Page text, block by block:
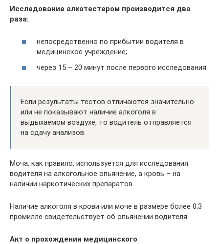
Исследование алкотестером производится два
раза:
непосредственно по прибытии водителя в
медицинское учреждение;
через 15 – 20 минут после первого исследования.
Если результаты тестов отличаются значительно
или не показывают наличие алкоголя в
выдыхаемом воздухе, то водитель отправляется
на сдачу анализов.
Моча, как правило, используется для исследования
водителя на алкогольное опьянение, а кровь – на
наличии наркотических препаратов.
Наличие алкоголя в крови или моче в размере более 0,3
промилле свидетельствует об опьянении водителя.
Акт о прохождении медицинского